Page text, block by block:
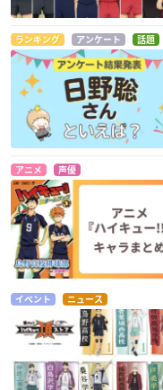
ランキング アンケート 話題
アニメ 声優
イベント ニュース